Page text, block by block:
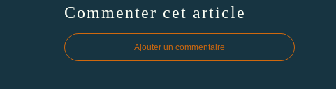
Commenter cet article
Ajouter un commentaire